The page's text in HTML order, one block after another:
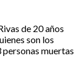
de 20 años
son los
personas muertas